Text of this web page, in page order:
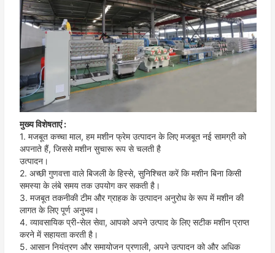
मुख्य विशेषताएं :
1. मजबूत कच्चा माल, हम मशीन फ्रेम उत्पादन के लिए मजबूत नई सामग्री को
अपनाते हैं, जिससे मशीन सुचारू रूप से चलती है
उत्पादन।
2. अच्छी गुणवत्ता वाले बिजली के हिस्से, सुनिश्चित करें कि मशीन बिना किसी
समस्या के लंबे समय तक उपयोग कर सकती है।
3. मजबूत तकनीकी टीम और ग्राहक के उत्पादन अनुरोध के रूप में मशीन की
लागत के लिए पूर्ण अनुभव।
4. व्यावसायिक प्री-सेल सेवा, आपको अपने उत्पाद के लिए सटीक मशीन प्राप्त
करने में सहायता करती है।
5. आसान नियंत्रण और समायोजन प्रणाली, अपने उत्पादन को और अधिक